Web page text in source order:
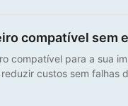
compatível sem
compatível para a sua
custos sem falhas